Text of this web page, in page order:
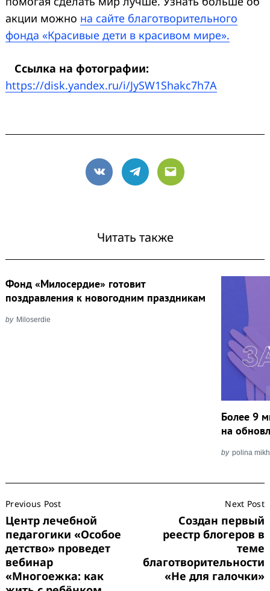
акции можно на сайте благотворительного
фонда «Красивые дети в красивом мире».
Ссылка на фотографии:
https://disk.yandex.ru/i/JySW1Shakc7h7A
VK Telegram
Email
Читать также
Фонд «Милосердие» готовит
поздравления к новогодним праздникам
by Miloserdie
Более 9
на
by polina
Navigation
Previous Post
Центр лечебной
педагогики «Особое
детство» проведет
вебинар
«Многоежка: как
Next Post
Создан первый
реестр блогеров в
теме
благотворительности
«Не для галочки»